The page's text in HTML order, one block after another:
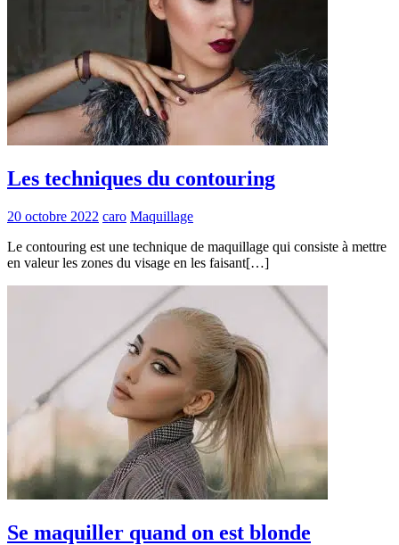
Les techniques du contouring
20 octobre 2022 caro Maquillage
Le contouring est une technique de maquillage qui consiste à mettre
en valeur les zones du visage en les faisant[…]
Se maquiller quand on est blonde